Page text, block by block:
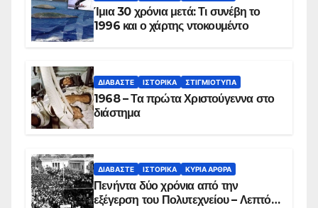
Ίμια 30 χρόνια μετά: Τι συνέβη το
1996 και ο χάρτης ντοκουμέντο
ΔΙΑΒΆΣΤΕ ΙΣΤΟΡΙΚΆ ΣΤΙΓΜΙΌΤΥΠΑ
1968 – Τα πρώτα Χριστούγεννα στο
διάστημα
ΔΙΑΒΆΣΤΕ ΙΣΤΟΡΙΚΆ ΚΥΡΙΑ ΑΡΘΡΑ
Πενήντα δύο χρόνια από την
εξέγερση του Πολυτεχνείου – Λεπτό